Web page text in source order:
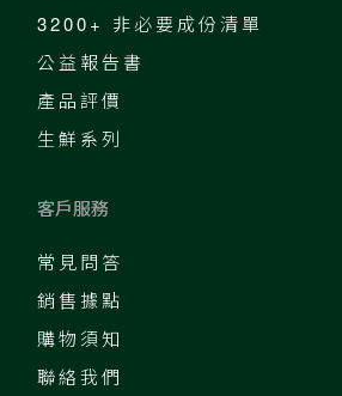
3200+ 非必要成份清單
公益報告書
產品評價
生鮮系列
客戶服務
常見問答
銷售據點
購物須知
聯絡我們